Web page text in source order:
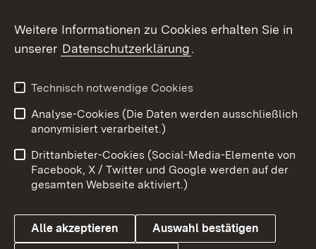
Social Wall
X / Twitter
Youtube
Benutzungshinweise
Barrierefreiheit
Datenschutz
Cookies
Weitere Informationen zu Cookies erhalten Sie in
unserer Datenschutzerklärung.
Technisch notwendige Cookies
Analyse-Cookies (Die Daten werden ausschließlich
anonymisiert verarbeitet.)
Drittanbieter-Cookies (Social-Media-Elemente von
Facebook, X / Twitter und Google werden auf der
gesamten Webseite aktiviert.)
Alle akzeptieren Auswahl bestätigen